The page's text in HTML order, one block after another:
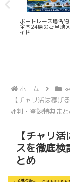
ボートレース場名物
全国24場のご当地
イド
ホーム
【チャリ活は稼げ
評判・登録特典まと
【チャリ
スを徹底検
とめ